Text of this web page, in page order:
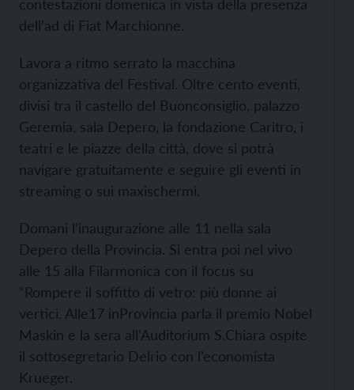
contestazioni domenica in vista della presenza
dell’ad di Fiat Marchionne.
Lavora a ritmo serrato la macchina
organizzativa del Festival. Oltre cento eventi,
divisi tra il castello del Buonconsiglio, palazzo
Geremia, sala Depero, la fondazione Caritro, i
teatri e le piazze della città, dove si potrà
navigare gratuitamente e seguire gli eventi in
streaming o sui maxischermi.
Domani l’inaugurazione alle 11 nella sala
Depero della Provincia. Si entra poi nel vivo
alle 15 alla Filarmonica con il focus su
“Rompere il soffitto di vetro: più donne ai
vertici. Alle17 inProvincia parla il premio Nobel
Maskin e la sera all’Auditorium S.Chiara ospite
il sottosegretario Delrio con l’economista
Krueger.